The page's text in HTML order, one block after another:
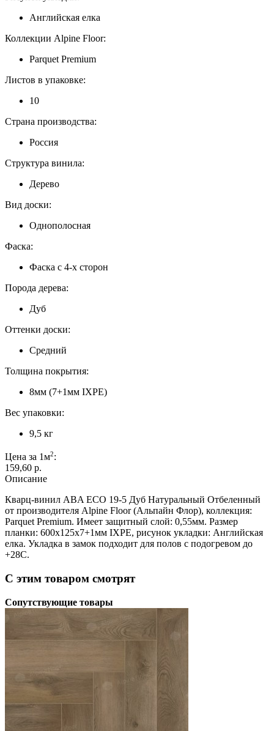
Английская елка
Коллекции Alpine Floor:
Parquet Premium
Листов в упаковке:
10
Страна производства:
Россия
Структура винила:
Дерево
Вид доски:
Однополосная
Фаска:
Фаска с 4-х сторон
Порода дерева:
Дуб
Оттенки доски:
Средний
Толщина покрытия:
8мм (7+1мм IXPE)
Вес упаковки:
9,5 кг
Цена за 1м2:
159,60 p.
Описание
Кварц-винил ABA ECO 19-5 Дуб Натуральный Отбеленный
от производителя Alpine Floor (Альпайн Флор), коллекция:
Parquet Premium. Имеет защитный слой: 0,55мм. Размер
планки: 600х125х7+1мм IXPE, рисунок укладки: Английская
елка. Укладка в замок подходит для полов с подогревом до
+28С.
С этим товаром смотрят
Сопутствующие товары